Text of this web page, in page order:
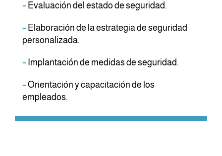
–Evaluación del estado de seguridad.
–Elaboración de la estrategia de seguridad
personalizada.
–Implantación de medidas de seguridad.
–Orientación y capacitación de los
empleados.